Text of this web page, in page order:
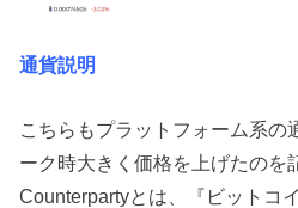
通貨説明
こちらもプラットフォーム系の
ーク時大きく価格を上げたのを
Counterpartyとは、『ビットコ